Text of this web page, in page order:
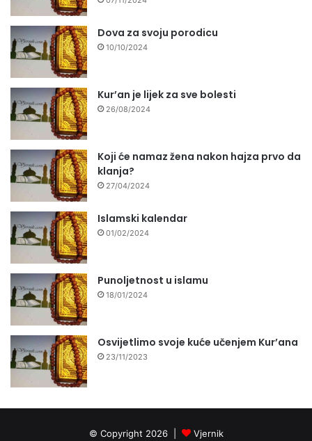
Dova za svoju porodicu
10/10/2024
Kur’an je lijek za sve bolesti
26/08/2024
Koji će namaz žena nakon hajza prvo da
klanja?
27/04/2024
Islamski kalendar
01/02/2024
Punoljetnost u islamu
18/01/2024
Osvijetlimo svoje kuće učenjem Kur’ana
23/11/2023
© Copyright 2026 | Vjernik